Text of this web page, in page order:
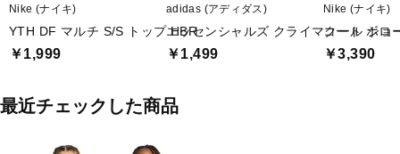
Nike (ナイキ)
YTH DF マルチ S/S トップ HBR
￥1,999
adidas (アディダス)
エッセンシャルズ クライマクール ショ
￥1,499
Nike (ナイキ)
コート ボロ
￥3,390
最近チェックした商品